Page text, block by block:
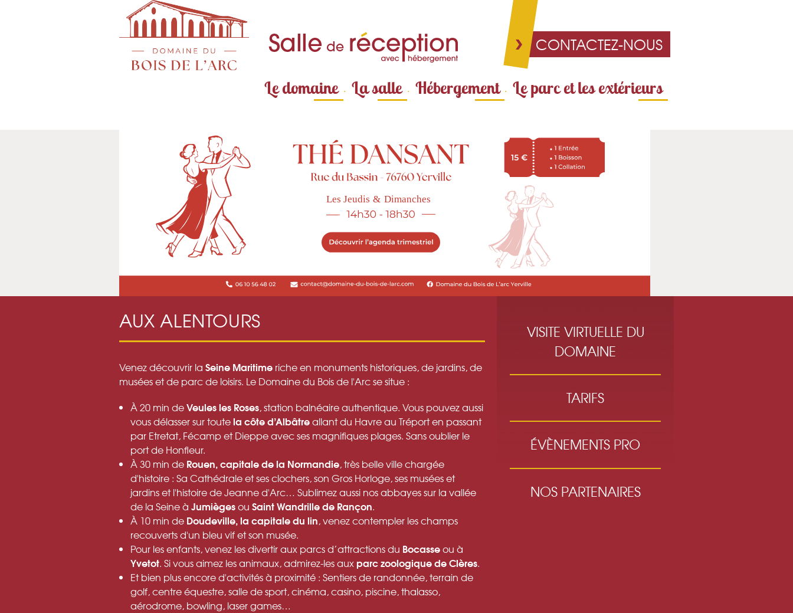
principal
CONTACTEZ-NOUS
Le domaine La salle Hébergement Le parc et les extérieurs
AUX ALENTOURS
Venez découvrir la Seine Maritime riche en monuments historiques, de jardins, de
musées et de parc de loisirs. Le Domaine du Bois de l'Arc se situe :
À 20 min deVeules les Roses, station balnéaire authentique. Vous pouvez aussi
vous délasser sur toutela côte d’Albâtreallant du Havre au Tréport en passant
par Etretat, Fécamp et Dieppe avec ses magnifiques plages. Sans oublier le
port de Honfleur.
À 30 min de Rouen, capitale de la Normandie, très belle ville chargée
d'histoire : Sa Cathédrale et ses clochers, son Gros Horloge, ses musées et
jardins et l'histoire de Jeanne d'Arc… Sublimez aussi nos abbayes sur la vallée
de la Seine àJumiègesouSaint Wandrille de Rançon.
À 10 min de Doudeville, la capitale du lin, venez contempler les champs
recouverts d'un bleu vif et son musée.
Pour les enfants, venez les divertir aux parcs d’attractions du Bocasseou à
Yvetot. Si vous aimez les animaux, admirez-les auxparc zoologique de Clères.
Et bien plus encore d'activités à proximité : Sentiers de randonnée, terrain de
golf, centre équestre, salle de sport, cinéma, casino, piscine, thalasso,
aérodrome, bowling, laser games…
VISITE VIRTUELLE DU
DOMAINE
TARIFS
ÉVÈNEMENTS PRO
NOS PARTENAIRES